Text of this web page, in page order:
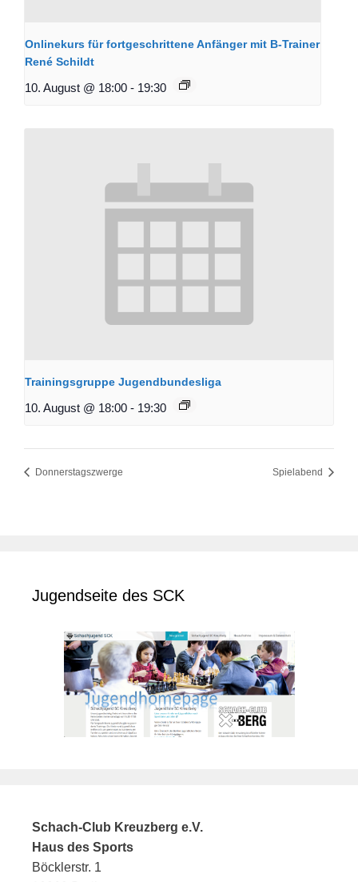
Onlinekurs für fortgeschrittene Anfänger mit B-Trainer
René Schildt
10. August @ 18:00 - 19:30
Trainingsgruppe Jugendbundesliga
10. August @ 18:00 - 19:30
Donnerstagszwerge Spielabend
Jugendseite des SCK
Schach-Club Kreuzberg e.V.
Haus des Sports
Böcklerstr. 1